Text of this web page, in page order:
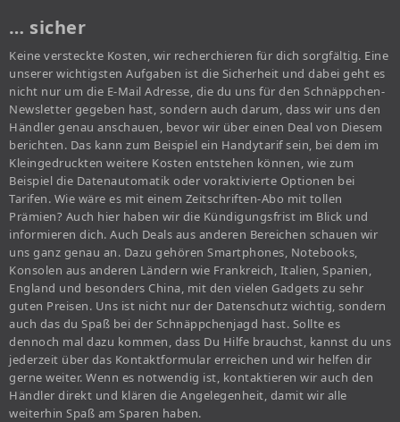
… sicher
Keine versteckte Kosten, wir recherchieren für dich sorgfältig. Eine
unserer wichtigsten Aufgaben ist die Sicherheit und dabei geht es
nicht nur um die E-Mail Adresse, die du uns für den Schnäppchen-
Newsletter gegeben hast, sondern auch darum, dass wir uns den
Händler genau anschauen, bevor wir über einen Deal von Diesem
berichten. Das kann zum Beispiel ein Handytarif sein, bei dem im
Kleingedruckten weitere Kosten entstehen können, wie zum
Beispiel die Datenautomatik oder voraktivierte Optionen bei
Tarifen. Wie wäre es mit einem Zeitschriften-Abo mit tollen
Prämien? Auch hier haben wir die Kündigungsfrist im Blick und
informieren dich. Auch Deals aus anderen Bereichen schauen wir
uns ganz genau an. Dazu gehören Smartphones, Notebooks,
Konsolen aus anderen Ländern wie Frankreich, Italien, Spanien,
England und besonders China, mit den vielen Gadgets zu sehr
guten Preisen. Uns ist nicht nur der Datenschutz wichtig, sondern
auch das du Spaß bei der Schnäppchenjagd hast. Sollte es
dennoch mal dazu kommen, dass Du Hilfe brauchst, kannst du uns
jederzeit über das Kontaktformular erreichen und wir helfen dir
gerne weiter. Wenn es notwendig ist, kontaktieren wir auch den
Händler direkt und klären die Angelegenheit, damit wir alle
weiterhin Spaß am Sparen haben.